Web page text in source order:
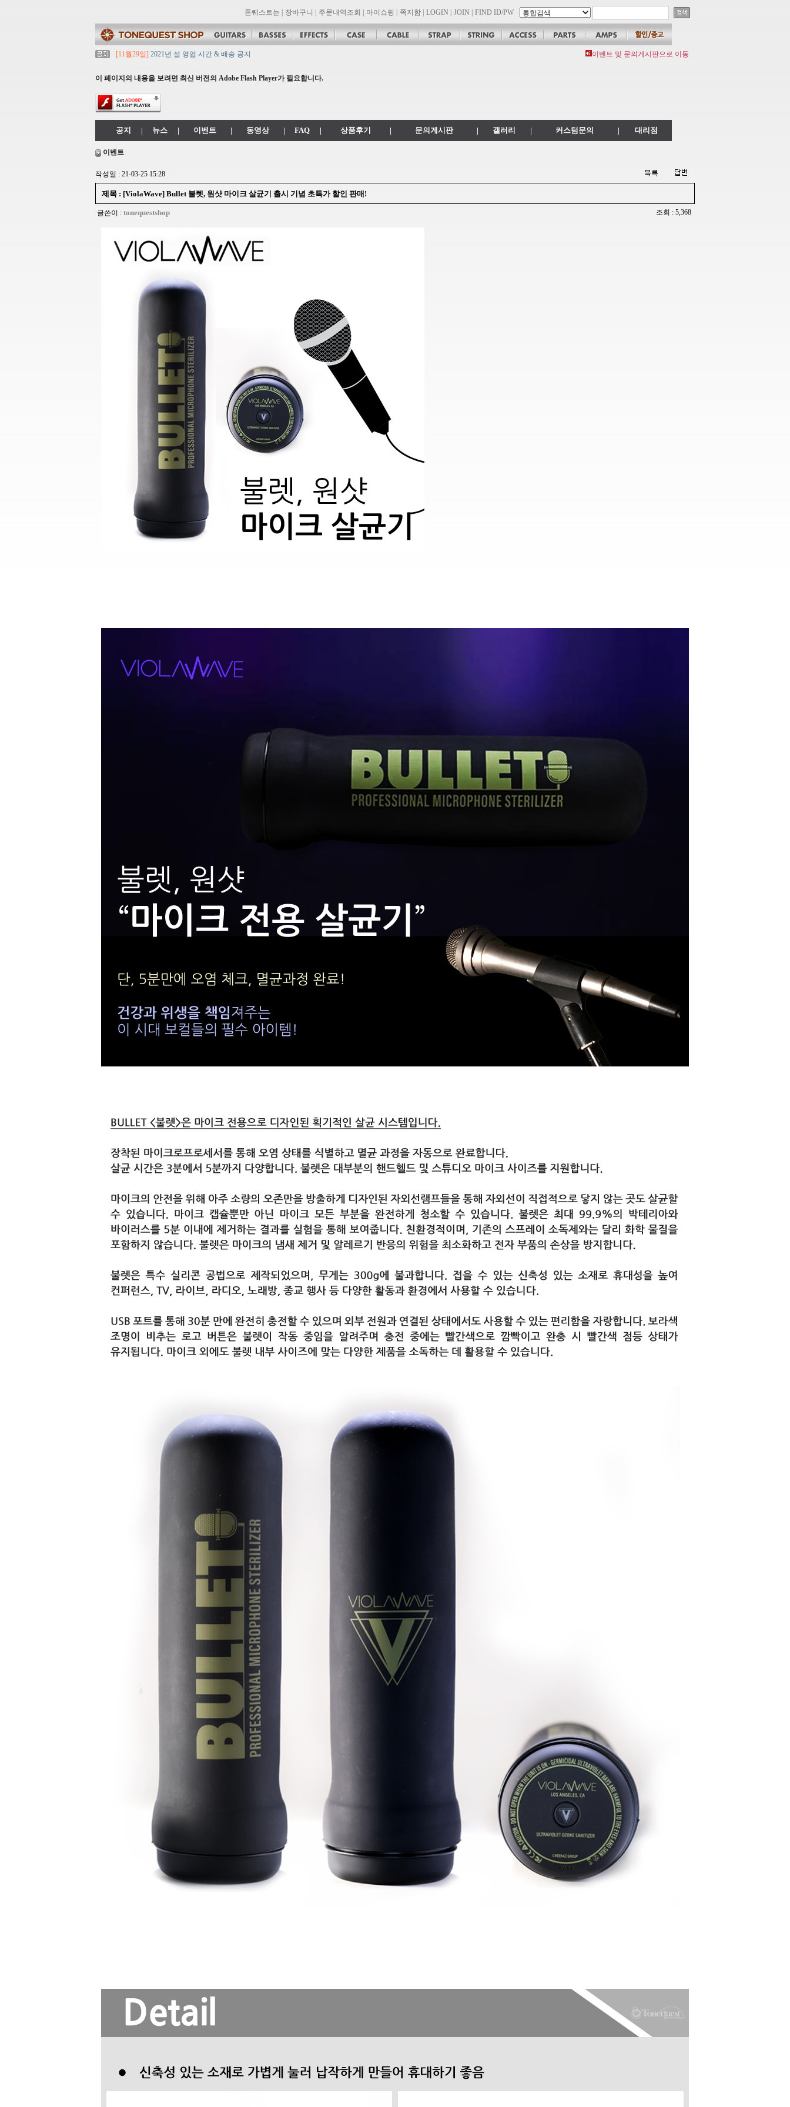
톤퀘스트는 장바구니 주문내역조회 마이쇼핑 쪽지함 LOGIN JOIN FIND ID/PW
[11월29일] 2021년 설 영업 시간 & 배송 공지
[11월29일]톤퀘스트 10월 휴무일 안내입니다.
[11월29일]
톤퀘스트쇼핑몰 리뉴얼 되었습니다. -> .com 에서 .co.kr 로 변경됩니다.
이벤트 및 문의게시판으로 이동
이 페이지의 내용을 보려면 최신 버전의 Adobe Flash Player가 필요합니다.
공지 | 뉴스 | 이벤트 | 동영상 | FAQ | 상품후기 | 문의게시판 | 갤러리 | 커스텀문의 | 대리점
이벤트
작성일 : 21-03-25 15:28
제목 : [ViolaWave] Bullet 불렛, 원샷 마이크 살균기 출시 기념 초특가 할인 판매!
글쓴이 : tonequestshop 조회 : 5,368